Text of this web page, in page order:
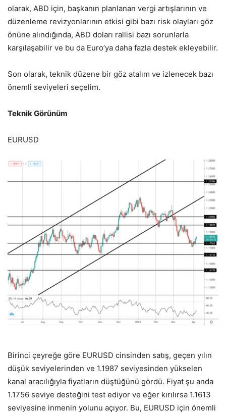
olarak, ABD için, başkanın planlanan vergi artışlarının ve
düzenleme revizyonlarının etkisi gibi bazı risk olayları göz
önüne alındığında, ABD doları rallisi bazı sorunlarla
karşılaşabilir ve bu da Euro’ya daha fazla destek ekleyebilir.
Son olarak, teknik düzene bir göz atalım ve izlenecek bazı
önemli seviyeleri seçelim.
Teknik Görünüm
EURUSD
Birinci çeyreğe göre EURUSD cinsinden satış, geçen yılın
düşük seviyelerinden ve 1.1987 seviyesinden yükselen
kanal aracılığıyla fiyatların düştüğünü gördü. Fiyat şu anda
1.1756 seviye desteğini test ediyor ve eğer kırılırsa 1.1613
seviyesine inmenin yolunu açıyor. Bu, EURUSD için önemli